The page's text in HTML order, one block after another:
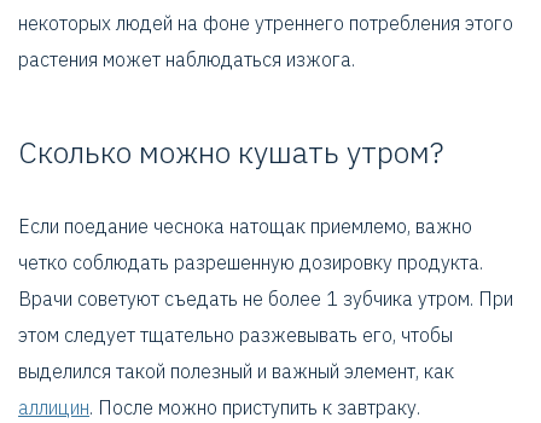
некоторых людей на фоне утреннего потребления этого
растения может наблюдаться изжога.
Сколько можно кушать утром?
Если поедание чеснока натощак приемлемо, важно
четко соблюдать разрешенную дозировку продукта.
Врачи советуют съедать не более 1 зубчика утром. При
этом следует тщательно разжевывать его, чтобы
выделился такой полезный и важный элемент, как
аллицин. После можно приступить к завтраку.